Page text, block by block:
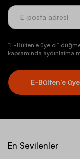
“E-Bülten’e üye ol”
kapsamında aydınlatma
E-Bülten’e
En Sevilenler